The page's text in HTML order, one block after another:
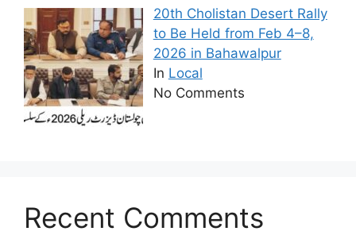
20th Cholistan Desert Rally
to Be Held from Feb 4–8,
2026 in Bahawalpur
In Local
No Comments
Recent Comments